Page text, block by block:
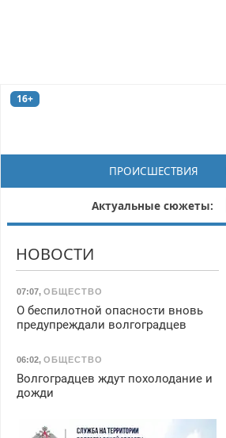
16+
ПРОИСШЕСТВИЯ
Актуальные сюжеты:
НОВОСТИ
07:07, ОБЩЕСТВО
О беспилотной опасности вновь
предупреждали волгоградцев
06:02, ОБЩЕСТВО
Волгоградцев ждут похолодание и
дожди